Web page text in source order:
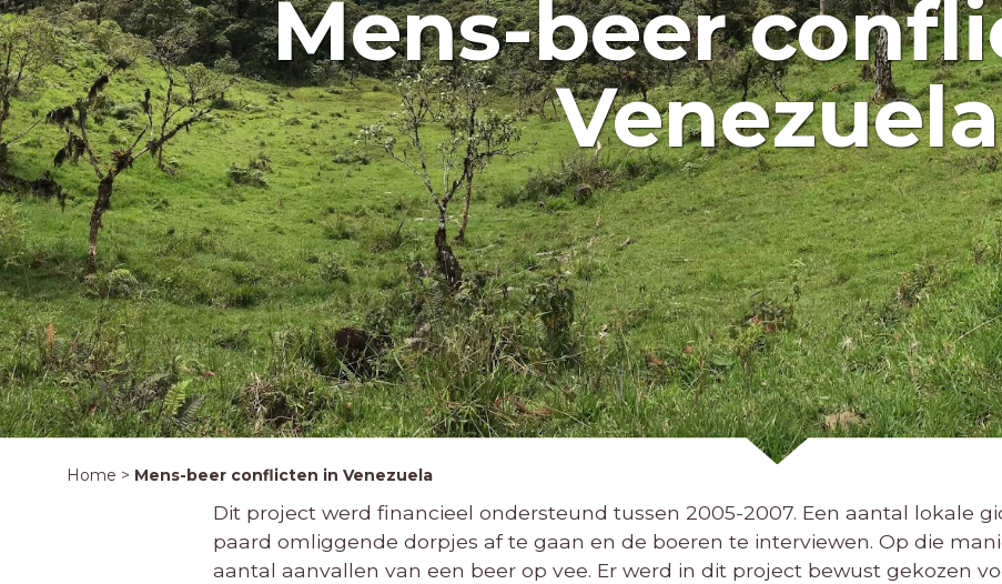
Mens-beer
Venezuela
Home > Mens-beer conflicten in Venezuela
Dit project werd financieel ondersteund tussen 2005-2007. Een aantal lokale
paard omliggende dorpjes af te gaan en de boeren te interviewen. Op die
aantal aanvallen van een beer op vee. Er werd in dit project bewust gekozen